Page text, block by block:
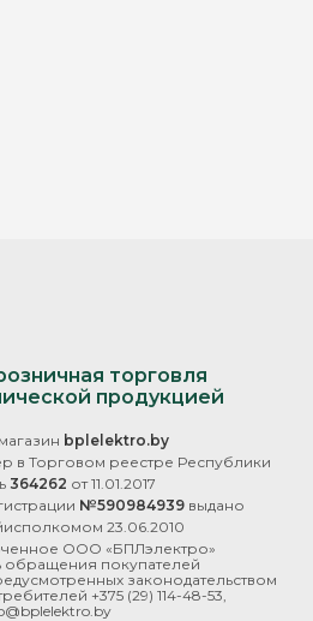
торговля
продукцией
bplelektro.by
в Торговом реестре Республики
364262 от 11.01.2017
№590984939выдано
23.06.2010
ООО «БПЛэлектро»
обращения покупателей
законодательством
+375 (29) 114-48-53